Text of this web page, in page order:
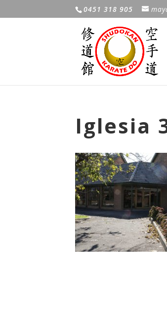
0451 318 905
Iglesia